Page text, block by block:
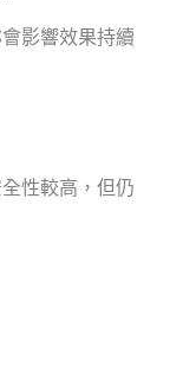
影響效果持續
性較高，但仍